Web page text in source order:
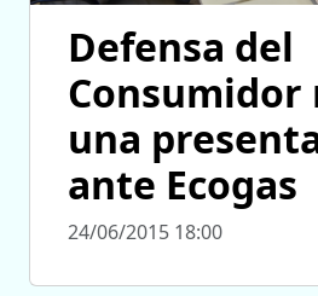
Defensa del
Consumidor
una
ante Ecogas
24/06/2015 18:00